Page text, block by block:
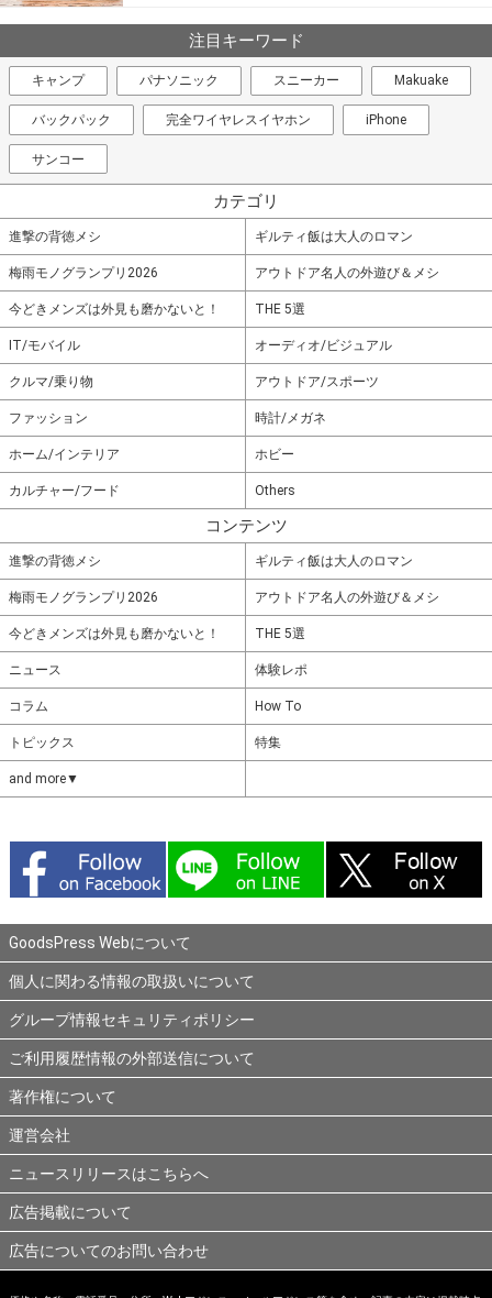
注目キーワード
キャンプ パナソニック スニーカー Makuake
バックパック 完全ワイヤレスイヤホン iPhone
サンコー
カテゴリ
進撃の背徳メシ ギルティ飯は大人のロマン
梅雨モノグランプリ2026 アウトドア名人の外遊び＆メシ
今どきメンズは外見も磨かないと！ THE 5選
IT/モバイル オーディオ/ビジュアル
クルマ/乗り物 アウトドア/スポーツ
ファッション 時計/メガネ
ホーム/インテリア ホビー
カルチャー/フード Others
コンテンツ
進撃の背徳メシ ギルティ飯は大人のロマン
梅雨モノグランプリ2026 アウトドア名人の外遊び＆メシ
今どきメンズは外見も磨かないと！ THE 5選
ニュース 体験レポ
コラム How To
トピックス 特集
and more▼
GoodsPress Webについて
個人に関わる情報の取扱いについて
グループ情報セキュリティポリシー
ご利用履歴情報の外部送信について
著作権について
運営会社
ニュースリリースはこちらへ
広告掲載について
広告についてのお問い合わせ